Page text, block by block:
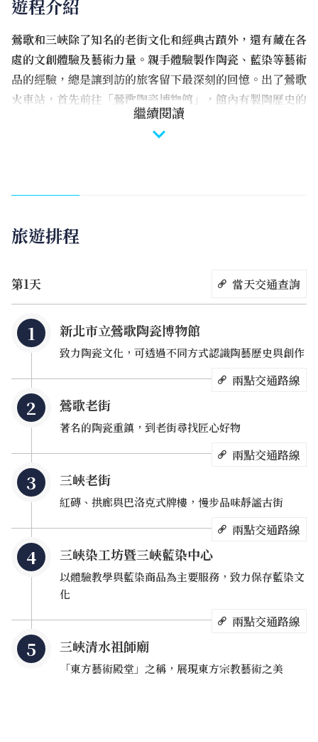
遊程介紹
鶯歌和三峽除了知名的老街文化和經典古蹟外，還有藏在各
處的文創體驗及藝術力量。親手體驗製作陶瓷、藍染等藝術
品的經驗，總是讓到訪的旅客留下最深刻的回憶。出了鶯歌
火車站，首先前往「鶯歌陶瓷博物館」，館內有製陶歷史的
介紹，還有定期展覽與特展。接著來到三峽老街，處處是美
食飄香，這兒的特色伴手禮「金牛角」，也是必嚐美食！清
第一站：新北市立鶯歌陶瓷博物館
開孔大牆，象徵性隔絕了外界喧囂，也向路人隱約透露館內
幽靜氛圍。全國首座以陶瓷為主題的博物館，為地下2層、
地上3層的清水模現代建築物，介紹臺灣200年來的燒窯文
化。其中，陶藝研習室裡有完整的教學設備，除了開辦專業
的陶藝研習課程，週二到週日每天都有四場的陶藝動手做課
程，每月或每季推出不同主題，讓遊客學陶、玩陶，輕鬆掌
握做陶的訣竅，盡情享受玩陶樂趣。
陶瓷公園，夏天開放的戲水區，則是小朋友的最愛。另外這
裡還有一間名為「生活好美麗」的創意藝術商店，是由陶博
館自營的文化商品概念店，店內販售由陶博館自己開發的各
商品只在陶博館裡獨家販售，絕無分號。
【新北市立鶯歌陶瓷博物館】
地址：新北市鶯歌區文化路200號
電話：02-86772727
開放時間：平日 09:30-17:00、假日 09:30-18:00（每
月第一個星期一公休）
售票時間：平日 09:30-16:30、假日 09:30-17:30
繼續閱讀
旅遊排程
第1天 當天交通查詢
新北市立鶯歌陶瓷博物館
致力陶瓷文化，可透過不同方式認識陶藝歷史與創作
兩點交通路線
鶯歌老街
著名的陶瓷重鎮，到老街尋找匠心好物
兩點交通路線
三峽老街
紅磚、拱廊與巴洛克式牌樓，慢步品味靜謐古街
兩點交通路線
三峽染工坊暨三峽藍染中心
以體驗教學與藍染商品為主要服務，致力保存藍染文
化
兩點交通路線
三峽清水祖師廟
「東方藝術殿堂」之稱，展現東方宗教藝術之美